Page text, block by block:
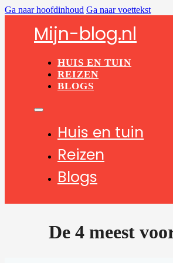
Ga naar hoofdinhoud Ga naar voettekst
Mijn-blog.nl
HUIS EN TUIN
REIZEN
BLOGS
Huis en tuin
Reizen
Blogs
De 4 meest